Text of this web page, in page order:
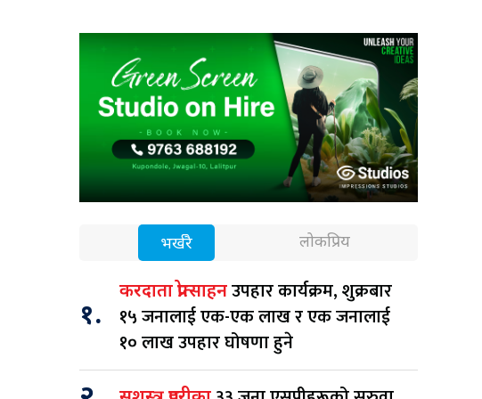
भर्खरै लोकप्रिय
१.
करदाता प्रोत्साहनउपहार कार्यक्रम, शुक्रबार
१५ जनालाई एक-एक लाख र एक जनालाई
१० लाख उपहार घोषणा हुने